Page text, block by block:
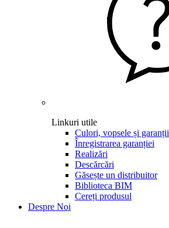
Linkuri utile
Culori, vopsele și garanții
Înregistrarea garanției
Realizări
Descărcări
Găsește un distribuitor
Biblioteca BIM
Cereți produsul
Despre Noi